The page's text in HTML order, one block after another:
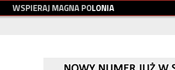
WSPIERAJMAGNAPOLONIA